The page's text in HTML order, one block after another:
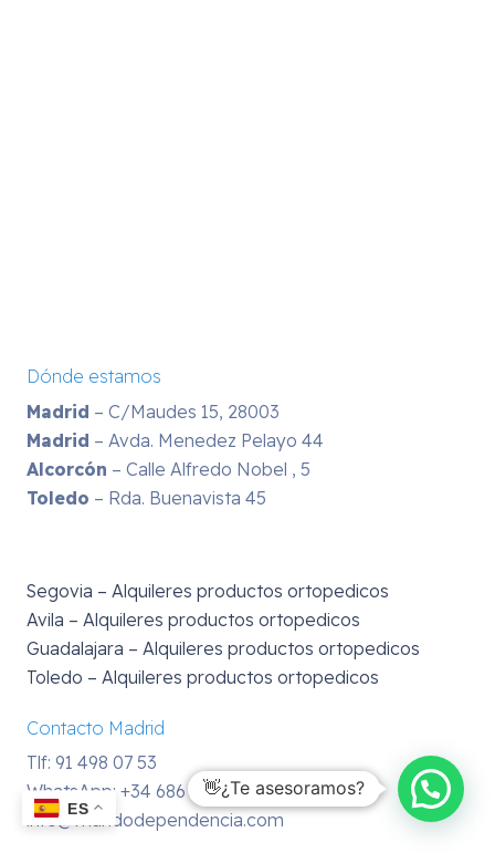
Dónde estamos
Madrid – C/Maudes 15, 28003
Madrid – Avda. Menedez Pelayo 44
Alcorcón – Calle Alfredo Nobel , 5
Toledo – Rda. Buenavista 45
Segovia – Alquileres productos ortopedicos
Avila – Alquileres productos ortopedicos
Guadalajara – Alquileres productos ortopedicos
Toledo – Alquileres productos ortopedicos
Contacto Madrid
Tlf: 91 498 07 53
WhatsApp: +34 686 43 38 61
info@mundodependencia.com
ES
👋¿Te asesoramos?